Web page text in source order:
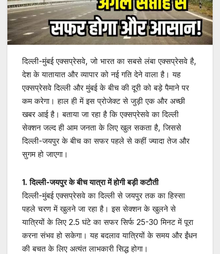
दिल्ली-मुंबई एक्सप्रेसवे, जो भारत का सबसे लंबा एक्सप्रेसवे है,
देश के यातायात और व्यापार को नई गति देने वाला है। यह
एक्सप्रेसवे दिल्ली और मुंबई के बीच की दूरी को बड़े पैमाने पर
कम करेगा। हाल ही में इस प्रोजेक्ट से जुड़ी एक और अच्छी
खबर आई है। बताया जा रहा है कि एक्सप्रेसवे का दिल्ली
सेक्शन जल्द ही आम जनता के लिए खुल सकता है, जिससे
दिल्ली-जयपुर के बीच का सफर पहले से कहीं ज्यादा तेज और
सुगम हो जाएगा।
1. दिल्ली-जयपुर के बीच यात्रा में होगी बड़ी कटौती
दिल्ली-मुंबई एक्सप्रेसवे का दिल्ली से जयपुर तक का हिस्सा
पहले चरण में खुलने जा रहा है। इस सेक्शन के खुलने से
यात्रियों के लिए 2.5 घंटे का सफर सिर्फ 25-30 मिनट में पूरा
करना संभव हो सकेगा। यह बदलाव यात्रियों के समय और ईंधन
की बचत के लिए अत्यंत लाभकारी सिद्ध होगा।